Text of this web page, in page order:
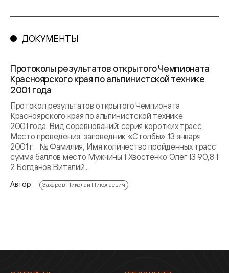
ДОКУМЕНТЫ
Протоколы результатов открытого Чемпионата
Красноярского края по альпинистской технике
2001 года
Протокол результатов открытого Чемпионата
Красноярского края по альпинистской технике
2001 года. Вид соревнований: серия коротких трасс
Место проведения: заповедник «Столбы» 13 января
2001 г. № Фамилия, Имя количество пройденных трасс
сумма баллов место Мужчины 1 Хвостенко Олег 13 90,8 1
2 Богданов Виталий...
Автор: Захаров Николай Николаевич